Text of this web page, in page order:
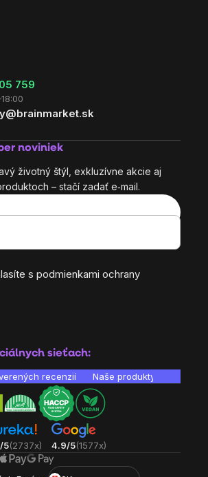
759
noviniek
životný štýl, exkluzívne akcie aj
– stačí zadať e‑mail.
s podmienkami ochrany
sieťach:
recenzií Naše produkty sú
5(2737x) 4.9/5(1577x)